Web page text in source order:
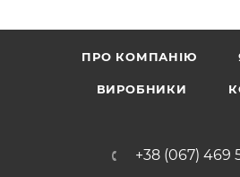
ПРО КОМПАНІЮ
ВИРОБНИКИ
+38 (067) 469